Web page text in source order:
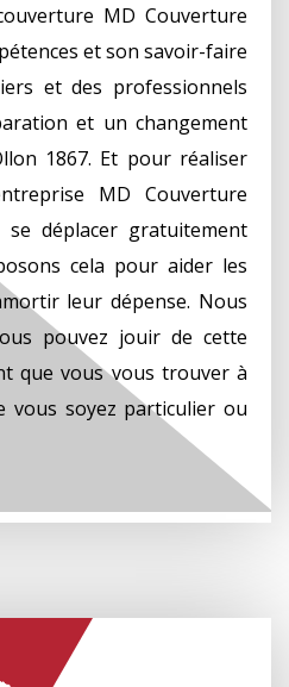
MD Couverture
et son savoir-faire
et des professionnels
et un changement
1867. Et pour réaliser
MD Couverture
déplacer gratuitement
cela pour aider les
leur dépense. Nous
pouvez jouir de cette
que vous vous trouver à
vous soyez particulier ou